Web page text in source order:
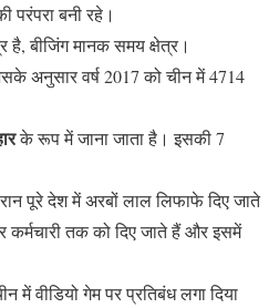
परंपरा बनी रहे।
बीजिंग मानक समय क्षेत्र।
अनुसार वर्ष 2017 को चीन में 4714
के रूप में जाना जाता है। इसकी 7
पूरे देश में अरबों लाल लिफाफे दिए जाते
तक को दिए जाते हैं और इसमें
में वीडियो गेम पर प्रतिबंध लगा दिया